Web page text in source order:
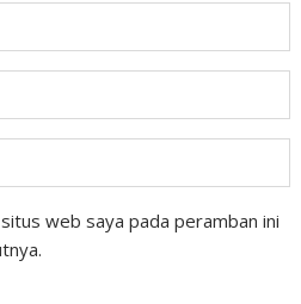
web saya pada peramban ini